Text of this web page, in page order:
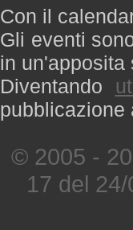
Con il
Gli eventi
in un'apposita
Diventando
pubblicazione
© 2005 -
17 del